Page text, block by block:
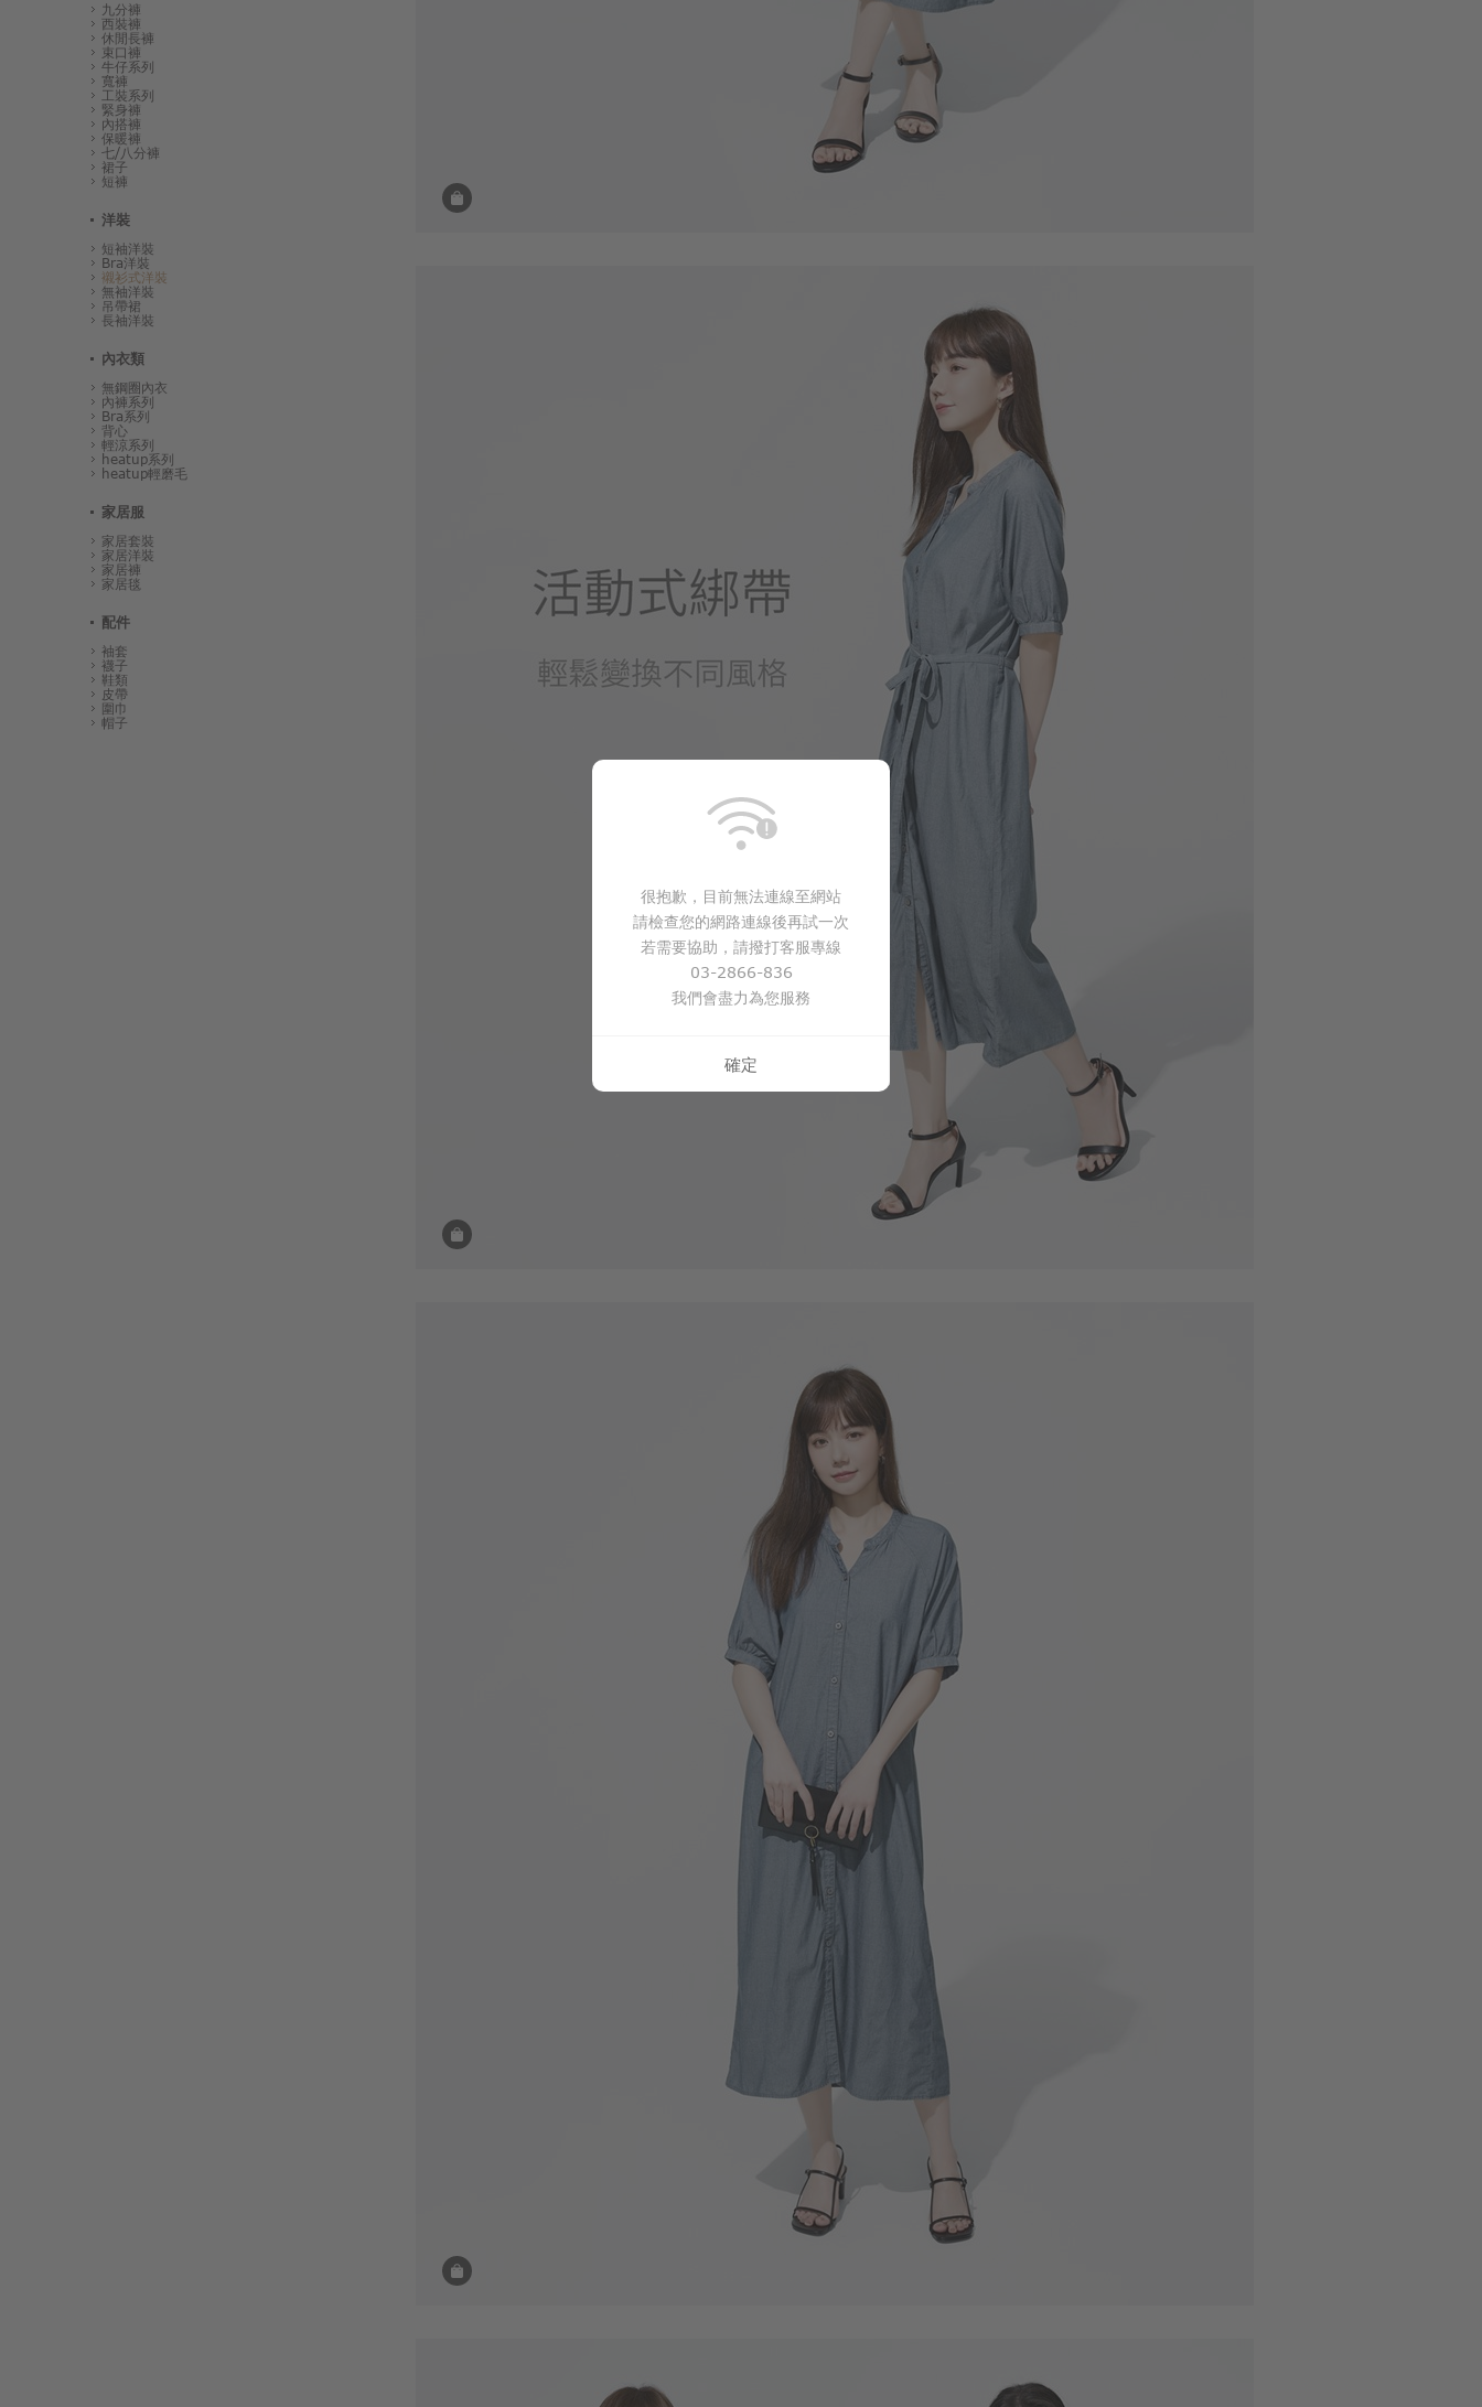
九分褲
西裝褲
休閒長褲
束口褲
牛仔系列
寬褲
工裝系列
緊身褲
內搭褲
保暖褲
七/八分褲
裙子
短褲
洋裝
短袖洋裝
Bra洋裝
襯衫式洋裝
無袖洋裝
吊帶裙
長袖洋裝
內衣類
無鋼圈內衣
內褲系列
Bra系列
背心
輕涼系列
heatup系列
heatup輕磨毛
家居服
家居套裝
家居洋裝
家居褲
家居毯
配件
袖套
襪子
鞋類
皮帶
圍巾
帽子
590
$590
很抱歉，目前無法連線至網站
請檢查您的網路連線後再試一次
若需要協助，請撥打客服專線
03-2866-836
我們會盡力為您服務
確定